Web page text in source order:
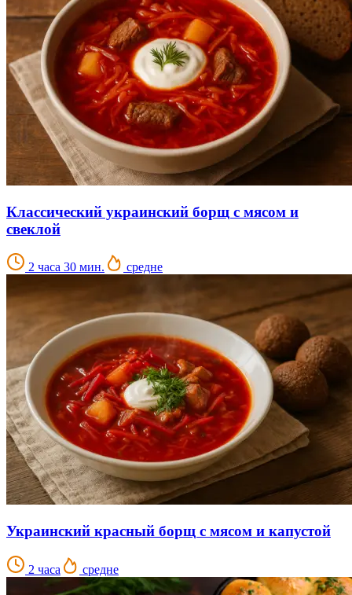
Классический украинский борщ с мясом и
свеклой
2 часа 30 мин. средне
Украинский красный борщ с мясом и капустой
2 часа средне